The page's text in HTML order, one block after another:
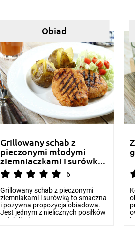
Obiad
Grillowany schab z
pieczonymi młodymi
ziemniaczkami i surówk...
6
Grillowany schab z pieczonymi
ziemniakami i surówką to smaczna
i pożywna propozycja obiadowa.
Jest jednym z nielicznych posiłków
w tej dieci...
i